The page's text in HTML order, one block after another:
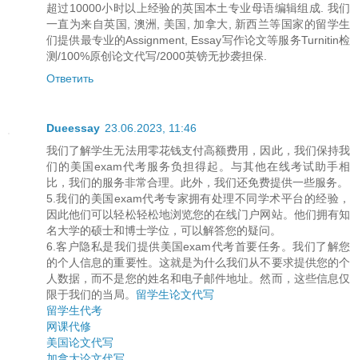
超过10000小时以上经验的英国本土专业母语编辑组成. 我们
一直为来自英国, 澳洲, 美国, 加拿大, 新西兰等国家的留学生
们提供最专业的Assignment, Essay写作论文等服务Turnitin检
测/100%原创论文代写/2000英镑无抄袭担保.
Ответить
Dueessay 23.06.2023, 11:46
我们了解学生无法用零花钱支付高额费用，因此，我们保持我
们的美国exam代考服务负担得起。与其他在线考试助手相
比，我们的服务非常合理。此外，我们还免费提供一些服务。
5.我们的美国exam代考专家拥有处理不同学术平台的经验，
因此他们可以轻松轻松地浏览您的在线门户网站。他们拥有知
名大学的硕士和博士学位，可以解答您的疑问。
6.客户隐私是我们提供美国exam代考首要任务。我们了解您
的个人信息的重要性。这就是为什么我们从不要求提供您的个
人数据，而不是您的姓名和电子邮件地址。然而，这些信息仅
限于我们的当局。 留学生论文代写
留学生代考
网课代修
美国论文代写